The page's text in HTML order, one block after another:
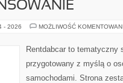
- 2026 MOŻLIWOŚĆ
Rentdabcar to tematyczny
przygotowany z myślą o
samochodami. Strona